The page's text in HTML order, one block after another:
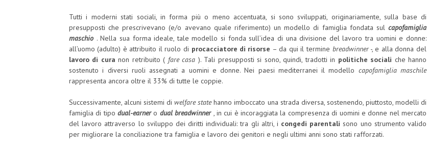
Tutti i moderni stati sociali, in forma più o meno accentuata, si sono sviluppati, originariamente, sulla base di
presupposti che prescrivevano (e/o avevano quale riferimento) un modello di famiglia fondata sul capofamiglia
maschio . Nella sua forma ideale, tale modello si fonda sull’idea di una divisione del lavoro tra uomini e donne:
all’uomo (adulto) è attribuito il ruolo di procacciatore di risorse – da qui il termine breadwinner-, e alla donna del
lavoro di cura non retribuito ( fare casa ). Tali presupposti si sono, quindi, tradotti in politiche sociali che hanno
sostenuto i diversi ruoli assegnati a uomini e donne. Nei paesi mediterranei il modello capofamiglia maschile
rappresenta ancora oltre il 33% di tutte le coppie.
Successivamente, alcuni sistemi diwelfare statehanno imboccato una strada diversa, sostenendo, piuttosto, modelli di
famiglia di tipodual-earnero dual breadwinner, in cui è incoraggiata la compresenza di uomini e donne nel mercato
del lavoro attraverso lo sviluppo dei diritti individuali: tra gli altri, i congedi parentali sono uno strumento valido
per migliorare la conciliazione tra famiglia e lavoro dei genitori e negli ultimi anni sono stati rafforzati.